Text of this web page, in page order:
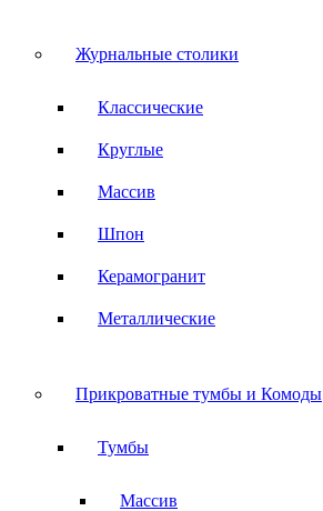
Журнальные столики
Классические
Круглые
Массив
Шпон
Керамогранит
Металлические
Прикроватные тумбы и Комоды
Тумбы
Массив